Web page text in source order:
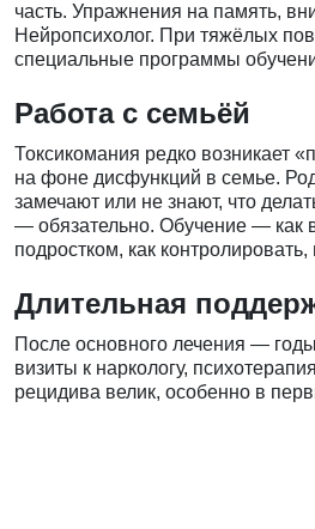
часть. Упражнения на память,
Нейропсихолог. При тяжёлых
специальные программы
Работа с семьёй
Токсикомания редко возникает
на фоне дисфункций в семье.
замечают или не знают, что
— обязательно. Обучение — как
подростком, как
Длительная
После основного лечения —
визиты к наркологу,
рецидива велик, особенно в